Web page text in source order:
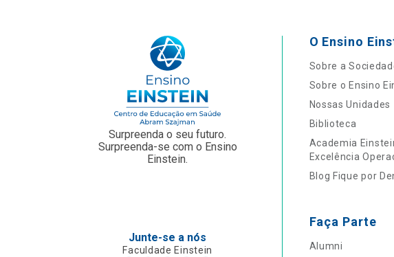
Surpreenda o seu futuro.
Surpreenda-se com o Ensino
Einstein.
Junte-se a nós
Faculdade Einstein
O Ensino
Sobre a
Sobre o Ensino
Nossas Unidades
Biblioteca
Academia
Excelência
Blog Fique por
Faça Parte
Alumni